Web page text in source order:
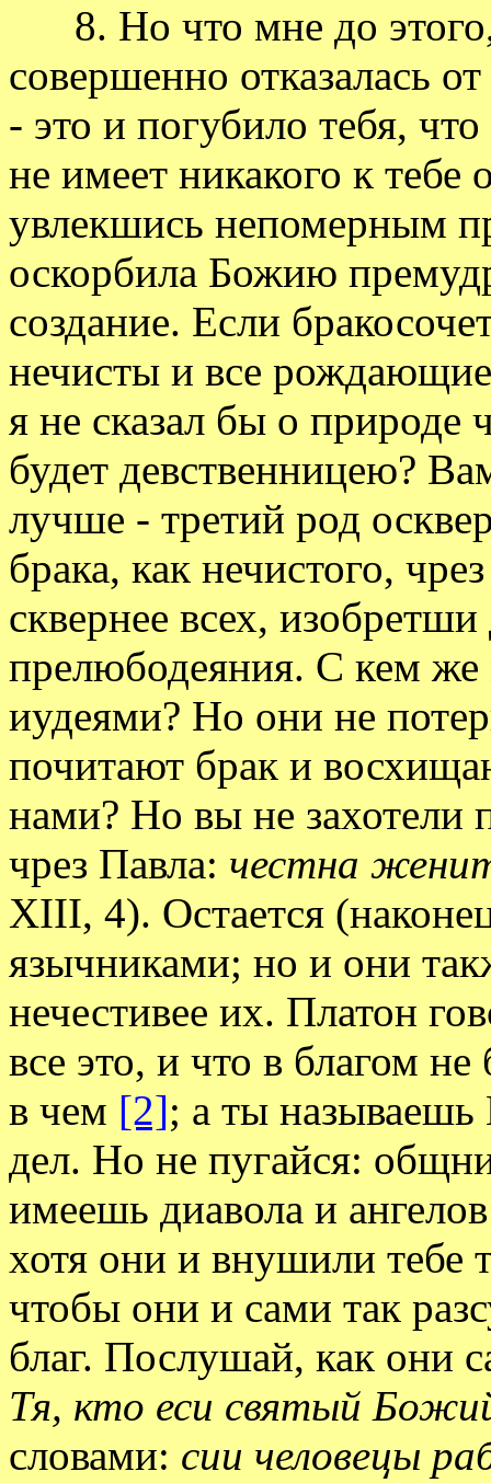
8. Но что мне до
совершенно отказалась
- это и погубило тебя,
не имеет никакого к
увлекшись непомерным
оскорбила Божию
создание. Если
нечисты и все
я не сказал бы о природе
будет девственницею?
лучше - третий род
брака, как нечистого,
сквернее всех,
прелюбодеяния. С кем
иудеями? Но они не
почитают брак и
нами? Но вы не захотели
чрез Павла: честна
XIII, 4). Остается
язычниками; но и они
нечестивее их. Платон
все это, и что в благом
в чем [2]; а ты
дел. Но не пугайся:
имеешь диавола и
хотя они и внушили тебе
чтобы они и сами так
благ. Послушай, как они
Тя, кто еси святый
словами: сии человецы